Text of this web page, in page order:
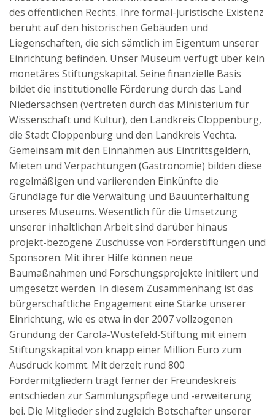
des öffentlichen Rechts. Ihre formal-juristische Existenz
beruht auf den historischen Gebäuden und
Liegenschaften, die sich sämtlich im Eigentum unserer
Einrichtung befinden. Unser Museum verfügt über kein
monetäres Stiftungskapital. Seine finanzielle Basis
bildet die institutionelle Förderung durch das Land
Niedersachsen (vertreten durch das Ministerium für
Wissenschaft und Kultur), den Landkreis Cloppenburg,
die Stadt Cloppenburg und den Landkreis Vechta.
Gemeinsam mit den Einnahmen aus Eintrittsgeldern,
Mieten und Verpachtungen (Gastronomie) bilden diese
regelmäßigen und variierenden Einkünfte die
Grundlage für die Verwaltung und Bauunterhaltung
unseres Museums. Wesentlich für die Umsetzung
unserer inhaltlichen Arbeit sind darüber hinaus
projekt-bezogene Zuschüsse von Förderstiftungen und
Sponsoren. Mit ihrer Hilfe können neue
Baumaßnahmen und Forschungsprojekte initiiert und
umgesetzt werden. In diesem Zusammenhang ist das
bürgerschaftliche Engagement eine Stärke unserer
Einrichtung, wie es etwa in der 2007 vollzogenen
Gründung der Carola-Wüstefeld-Stiftung mit einem
Stiftungskapital von knapp einer Million Euro zum
Ausdruck kommt. Mit derzeit rund 800
Fördermitgliedern trägt ferner der Freundeskreis
entschieden zur Sammlungspflege und -erweiterung
bei. Die Mitglieder sind zugleich Botschafter unserer